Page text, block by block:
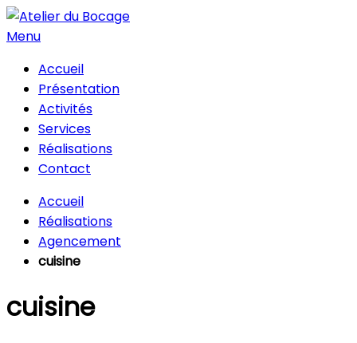
Menu
Accueil
Présentation
Activités
Services
Réalisations
Contact
Accueil
Réalisations
Agencement
cuisine
cuisine